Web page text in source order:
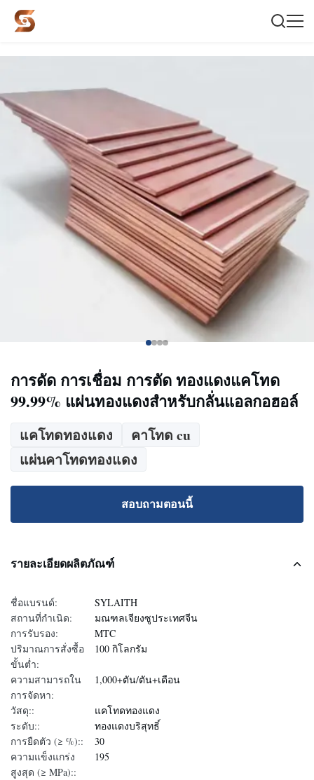
การดัด การเชื่อม การตัด ทองแดงแคโทด
99.99% แผ่นทองแดงสำหรับกลั่นแอลกอฮอล์
แคโทดทองแดง
คาโทด cu
แผ่นคาโทดทองแดง
สอบถามตอนนี้
รายละเอียดผลิตภัณฑ์
ชื่อแบรนด์:
SYLAITH
สถานที่กำเนิด:
มณฑลเจียงซูประเทศจีน
การรับรอง:
MTC
ปริมาณการสั่งซื้อ
ขั้นต่ำ:
100 กิโลกรัม
ความสามารถใน
การจัดหา:
1,000+ตัน/ตัน+เดือน
วัสดุ::
แคโทดทองแดง
ระดับ::
ทองแดงบริสุทธิ์
การยืดตัว (≥ %)::
30
ความแข็งแกร่ง
สูงสุด (≥ MPa)::
195